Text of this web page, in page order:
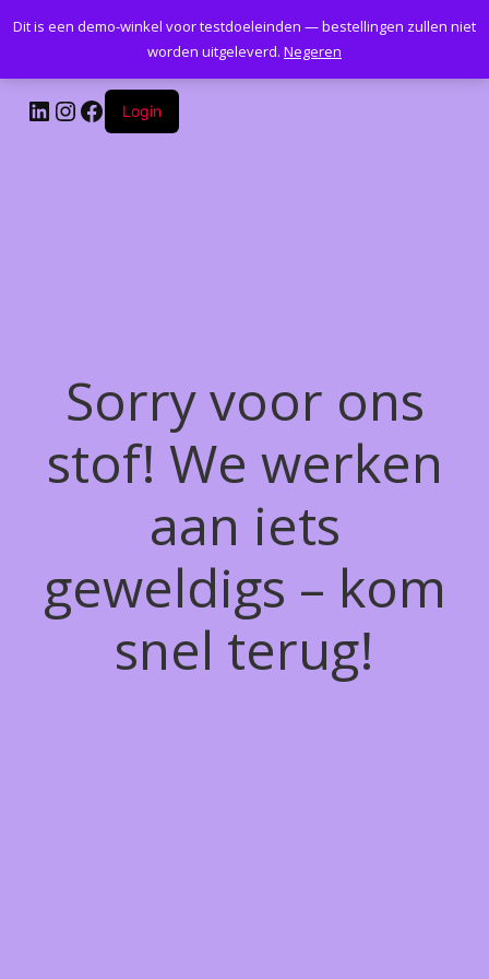
Kantoormeubelenplus.com
LinkedIn
Instagram
Facebook
Login
Sorry voor ons
stof! We werken
aan iets
geweldigs – kom
snel terug!
Dit is een demo-winkel voor testdoeleinden — bestellingen zullen niet
worden uitgeleverd. Negeren